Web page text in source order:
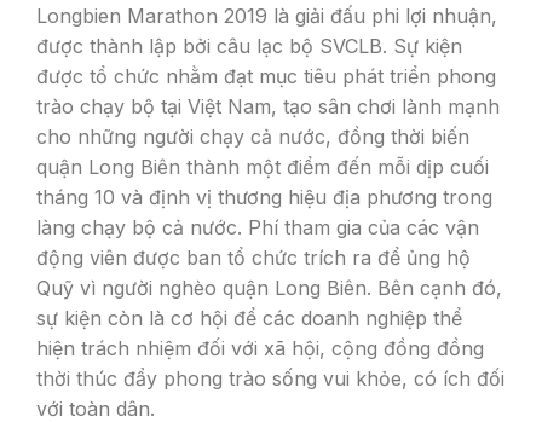
Longbien Marathon 2019 là giải đấu phi lợi nhuận,
được thành lập bởi câu lạc bộ SVCLB. Sự kiện
được tổ chức nhằm đạt mục tiêu phát triển phong
trào chạy bộ tại Việt Nam, tạo sân chơi lành mạnh
cho những người chạy cả nước, đồng thời biến
quận Long Biên thành một điểm đến mỗi dịp cuối
tháng 10 và định vị thương hiệu địa phương trong
làng chạy bộ cả nước. Phí tham gia của các vận
động viên được ban tổ chức trích ra để ủng hộ
Quỹ vì người nghèo quận Long Biên. Bên cạnh đó,
sự kiện còn là cơ hội để các doanh nghiệp thể
hiện trách nhiệm đối với xã hội, cộng đồng đồng
thời thúc đẩy phong trào sống vui khỏe, có ích đối
với toàn dân.